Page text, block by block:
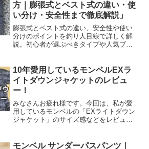
方｜膨張式とベスト式の違い・使
い分け・安全性まで徹底解説」
膨張式とベスト式の違い、安全性や使い
分けのポイントを釣り人目線で詳しく解
説。初心者が選ぶべきタイプや人気ブラ
10年愛用しているモンベルEXラ
イトダウンジャケットのレビュ
ー！
みなさんお疲れ様です。今回は、私が愛
用しているモンベルの「EXライトダウン
ジャケット」のサイズ感などをレビュー
は心配な方など参考にしてもらえればと
モンベル サンダーパスパンツ｜